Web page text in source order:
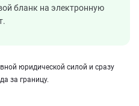
бланк на электронную
юридической силой и сразу
за границу.